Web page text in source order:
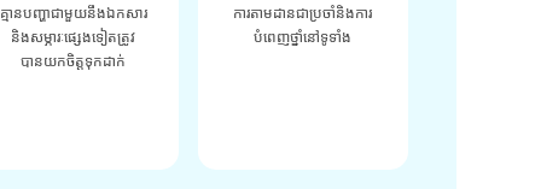
គ្មានបញ្ហាជាមួយនឹងឯកសារ
និងសម្ភារៈផ្សេងទៀតត្រូវ
បានយកចិត្តទុកដាក់
ការ​តាមដាន​ជា​ប្រចាំ​និង​ការ​
បំពេញ​ថ្នាំ​នៅ​ទូទាំង​